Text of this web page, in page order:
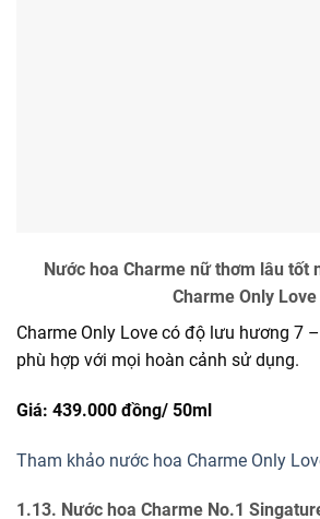
Nước hoa Charme nữ thơm lâu tốt
Charme Only Love
Charme Only Love có độ lưu hương 7
phù hợp với mọi hoàn cảnh sử dụng.
Giá: 439.000 đồng/ 50ml
Tham khảo nước hoa Charme Only
1.13. Nước hoa Charme No.1